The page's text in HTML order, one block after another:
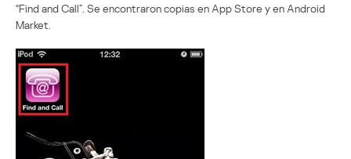
“Find and Call”. Se encontraron copias en App Store y en Android
Market.